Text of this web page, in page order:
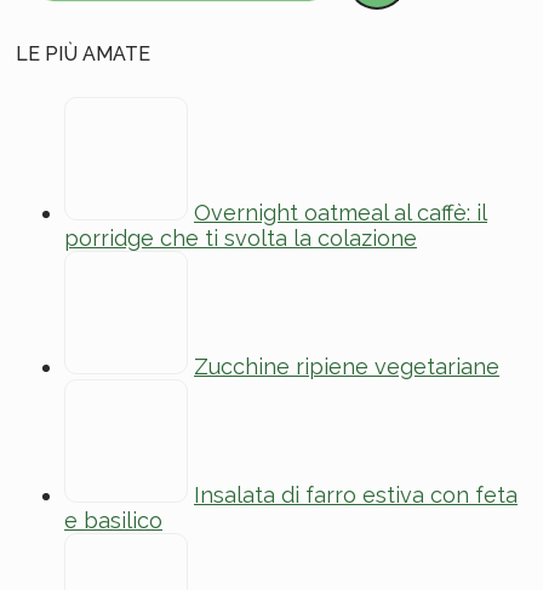
LE PIÙ AMATE
Overnight oatmeal al caffè: il
porridge che ti svolta la colazione
Zucchine ripiene vegetariane
Insalata di farro estiva con feta
e basilico